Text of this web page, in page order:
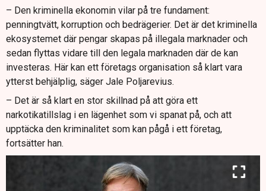
rättsväsendets förmåga att agera.
Polis, myndigheter och näringsliv efterlyser ökad
samverkan, bättre informationsdelning och ändrade
sekretessregler för att stoppa utvecklingen.
– Den kriminella ekonomin vilar på tre fundament:
penningtvätt, korruption och bedrägerier. Det är det kriminella
ekosystemet där pengar skapas på illegala marknader och
sedan flyttas vidare till den legala marknaden där de kan
investeras. Här kan ett företags organisation så klart vara
ytterst behjälplig, säger Jale Poljarevius.
– Det är så klart en stor skillnad på att göra ett
narkotikatillslag i en lägenhet som vi spanat på, och att
upptäcka den kriminalitet som kan pågå i ett företag,
fortsätter han.